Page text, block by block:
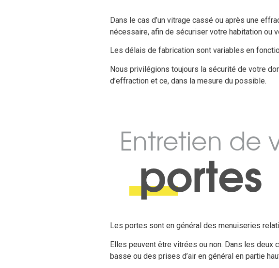
Dans le cas d’un vitrage cassé ou après une
nécessaire, afin de sécuriser votre habitation ou
Les délais de fabrication sont variables en
Nous privilégions toujours la sécurité de votre
d’effraction et ce, dans la mesure du possible.
Entretien de
portes
Les portes sont en général des menuiseries
Elles peuvent être vitrées ou non. Dans les
basse ou des prises d’air en général en partie